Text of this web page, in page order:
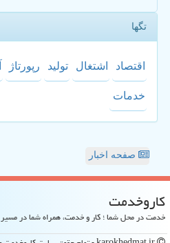
تگها
اقتصاد اشتغال تولید رپورتاژ
خدمات
صفحه اخبار
كاروخدمت
خدمت در محل شما ؛ کار و خدمت، همراه شما در